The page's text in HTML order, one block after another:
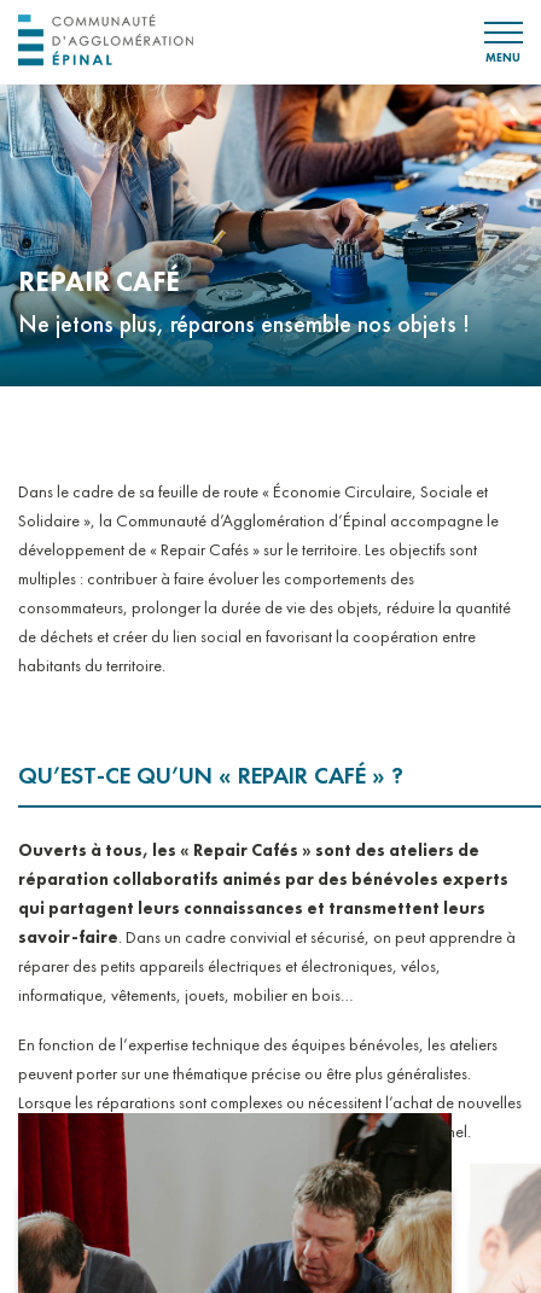
MENU
REPAIR CAFÉ
Ne jetons plus, réparons ensemble nos objets !
Dans le cadre de sa feuille de route « Économie Circulaire, Sociale et
Solidaire », la Communauté d’Agglomération d’Épinal accompagne le
développement de « Repair Cafés » sur le territoire. Les objectifs sont
multiples : contribuer à faire évoluer les comportements des
consommateurs, prolonger la durée de vie des objets, réduire la quantité
de déchets et créer du lien social en favorisant la coopération entre
habitants du territoire.
QU’EST-CE QU’UN « REPAIR CAFÉ » ?
Ouverts à tous, les « Repair Cafés » sont des ateliers de
réparation collaboratifs animés par des bénévoles experts
qui partagent leurs connaissances et transmettent leurs
savoir-faire. Dans un cadre convivial et sécurisé, on peut apprendre à
réparer des petits appareils électriques et électroniques, vélos,
informatique, vêtements, jouets, mobilier en bois…
En fonction de l’expertise technique des équipes bénévoles, les ateliers
peuvent porter sur une thématique précise ou être plus généralistes.
Lorsque les réparations sont complexes ou nécessitent l’achat de nouvelles
pièces, les visiteurs sont réorientés vers un réparateur professionnel.